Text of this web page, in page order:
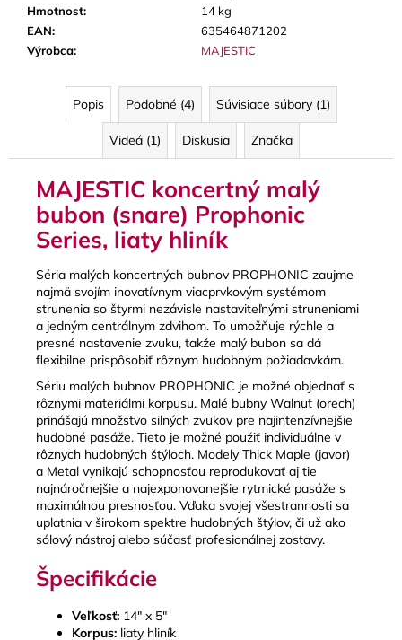
Hmotnosť:
14 kg
EAN:
635464871202
Výrobca: MAJESTIC
Popis Podobné (4) Súvisiace súbory (1)
Videá (1) Diskusia Značka
MAJESTIC koncertný malý
bubon (snare) Prophonic
Series, liaty hliník
Séria malých koncertných bubnov PROPHONIC zaujme
najmä svojím inovatívnym viacprvkovým systémom
strunenia so štyrmi nezávisle nastaviteľnými struneniami
a jedným centrálnym zdvihom. To umožňuje rýchle a
presné nastavenie zvuku, takže malý bubon sa dá
flexibilne prispôsobiť rôznym hudobným požiadavkám.
Sériu malých bubnov PROPHONIC je možné objednať s
rôznymi materiálmi korpusu. Malé bubny Walnut (orech)
prinášajú množstvo silných zvukov pre najintenzívnejšie
hudobné pasáže. Tieto je možné použiť individuálne v
rôznych hudobných štýloch. Modely Thick Maple (javor)
a Metal vynikajú schopnosťou reprodukovať aj tie
najnáročnejšie a najexponovanejšie rytmické pasáže s
maximálnou presnosťou. Vďaka svojej všestrannosti sa
uplatnia v širokom spektre hudobných štýlov, či už ako
sólový nástroj alebo súčasť profesionálnej zostavy.
Špecifikácie
Veľkosť: 14" x 5"
Korpus: liaty hliník
OPIERKA
NA
ĽAVÚ
RUKU
PRIEČNU
FLAUTU
(FINGERPORT)
€